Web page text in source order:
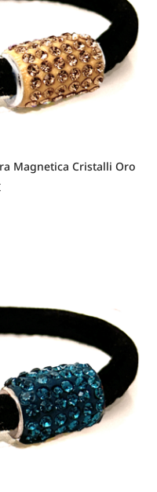
Magnetica Cristalli Oro